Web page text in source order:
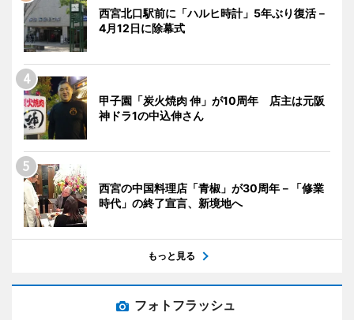
西宮北口駅前に「ハルヒ時計」5年ぶり復活－
4月12日に除幕式
甲子園「炭火焼肉 伸」が10周年 店主は元阪
神ドラ1の中込伸さん
西宮の中国料理店「青椒」が30周年－「修業
時代」の終了宣言、新境地へ
もっと見る
フォトフラッシュ